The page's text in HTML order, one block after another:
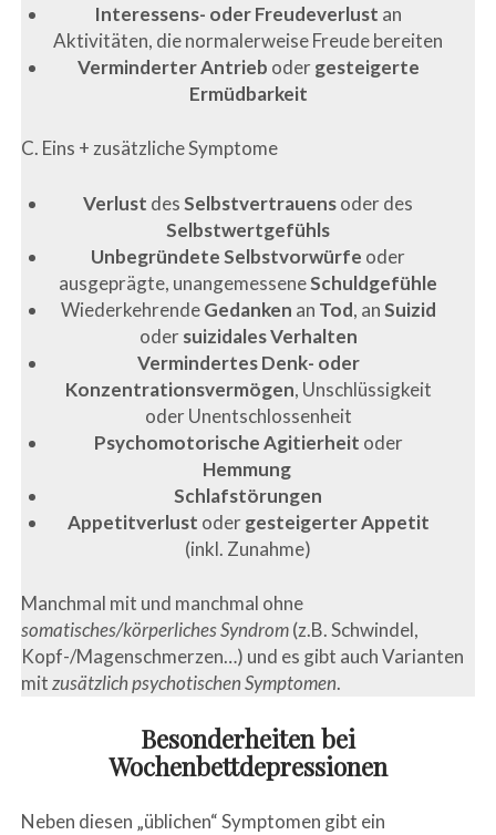
Interessens- oder Freudeverlust an
Aktivitäten, die normalerweise Freude bereiten
Verminderter Antrieb odergesteigerte
Ermüdbarkeit
C. Eins + zusätzliche Symptome
Verlust desSelbstvertrauensoder des
Selbstwertgefühls
Unbegründete Selbstvorwürfe oder
ausgeprägte, unangemesseneSchuldgefühle
WiederkehrendeGedanken an Tod, anSuizid
odersuizidales Verhalten
Vermindertes Denk- oder
Konzentrationsvermögen, Unschlüssigkeit
oder Unentschlossenheit
PsychomotorischeAgitierheit oder
Hemmung
Schlafstörungen
Appetitverlust odergesteigerter Appetit
(inkl. Zunahme)
Manchmal mit und manchmal ohne
somatisches/körperliches Syndrom(z.B. Schwindel,
Kopf-/Magenschmerzen…) und es gibt auch Varianten
mitzusätzlich psychotischen Symptomen.
Besonderheiten bei
Wochenbettdepressionen
Neben diesen „üblichen“ Symptomen gibt ein